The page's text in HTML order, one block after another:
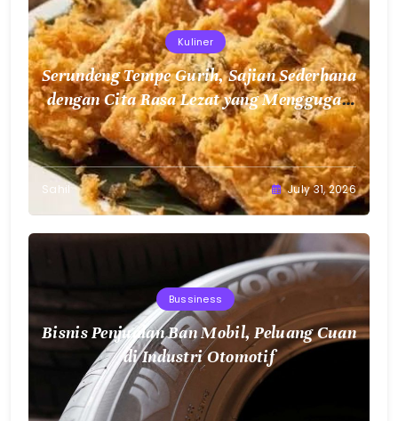
Kuliner
Serundeng Tempe Gurih, Sajian Sederhana
dengan Cita Rasa Lezat yang Menggugah
Selera
Sahil July 31, 2026
Bussiness
Bisnis Penjualan Ban Mobil, Peluang Cuan
di Industri Otomotif